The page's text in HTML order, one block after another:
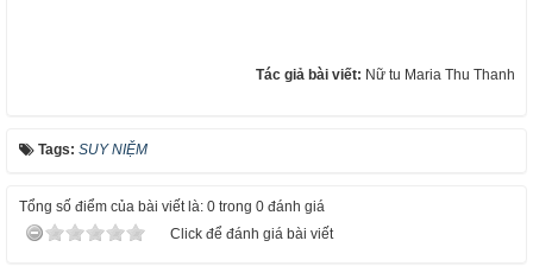
Tác giả bài viết: Nữ tu Maria Thu Thanh
Tags: SUY NIỆM
Tổng số điểm của bài viết là: 0 trong 0 đánh giá
Click để đánh giá bài viết